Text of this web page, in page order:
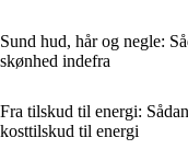
Sund hud, hår og negle:
skønhed indefra
Fra tilskud til energi:
kosttilskud til energi